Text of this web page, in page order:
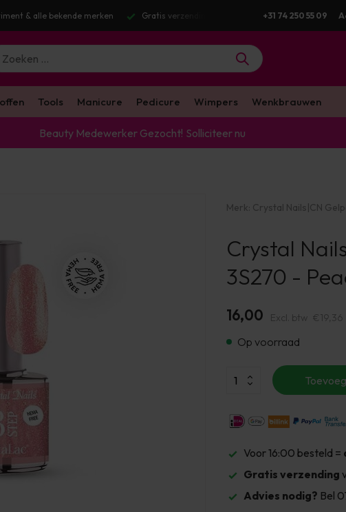
merken Gratis verzending v.a. €100 excl. BTW Voor 16:00 besteld?
+31 74 250 55 09
Tools Manicure Pedicure Wimpers Wenkbrauwen
Beauty Medewerker Gezocht! Solliciteer nu
Merk: Crystal Nails|CN
Crystal
3S270 -
16,00 Excl. btw €19,36
Op voorraad
Voor 16:00 besteld =
Gratis verzending
Advies nodig? Bel